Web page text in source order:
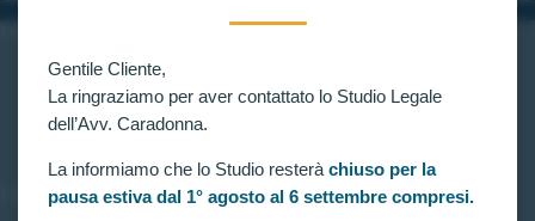
Gentile Cliente,
La ringraziamo per aver contattato lo Studio Legale
dell’Avv. Caradonna.
La informiamo che lo Studio resterà chiuso per la
pausa estiva dal 1° agosto al 6 settembre compresi.
Home
Chi siamo
Contatti
LINK UTILI